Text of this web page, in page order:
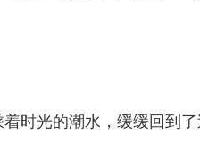
时光的潮水，缓缓回到